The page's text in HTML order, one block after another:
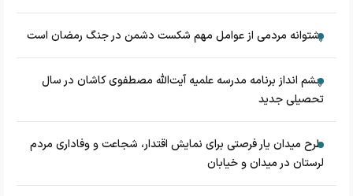
پشتوانه مردمی از عوامل مهم شکست دشمن در جنگ رمضان است
چشم‌ انداز برنامه مدرسه علمیه آیت‌الله مصطفوی کاشان در سال
تحصیلی جدید
طرح میدان یار فرصتی برای نمایش اقتدار، شجاعت و وفاداری مردم
لرستان در میدان و خیابان